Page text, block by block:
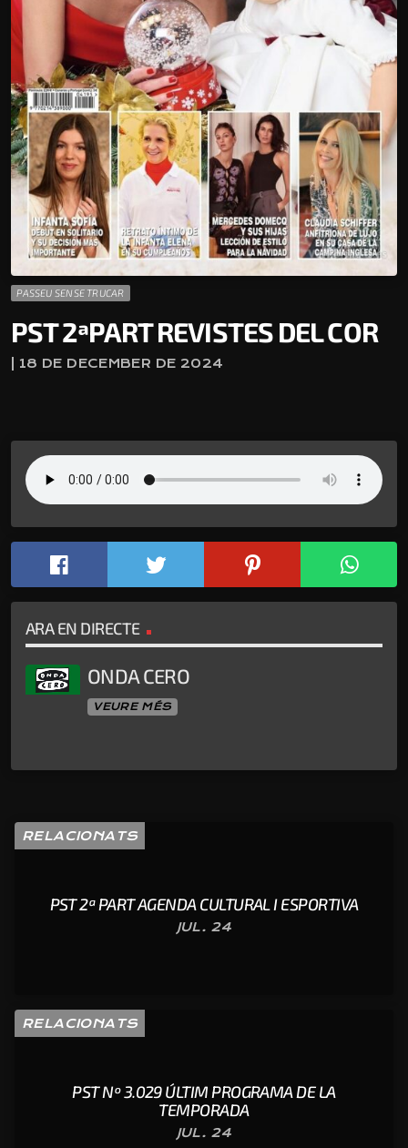
PASSEU SENSE TRUCAR
PST 2ªPART REVISTES DEL COR
| 18 DE DECEMBER DE 2024
ARA EN DIRECTE
ONDA CERO
VEURE MÉS
RELACIONATS
PST 2ª PART AGENDA CULTURAL I ESPORTIVA
JUL. 24
RELACIONATS
PST Nº 3.029 ÚLTIM PROGRAMA DE LA
TEMPORADA
JUL. 24